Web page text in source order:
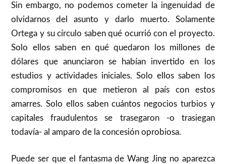
Sin embargo, no podemos cometer la ingenuidad de
olvidarnos del asunto y darlo muerto. Solamente
Ortega y su círculo saben qué ocurrió con el proyecto.
Solo ellos saben en qué quedaron los millones de
dólares que anunciaron se habían invertido en los
estudios y actividades iniciales. Solo ellos saben los
compromisos en que metieron al país con estos
amarres. Solo ellos saben cuántos negocios turbios y
capitales fraudulentos se trasegaron -o trasiegan
todavía- al amparo de la concesión oprobiosa.
Puede ser que el fantasma de Wang Jing no aparezca